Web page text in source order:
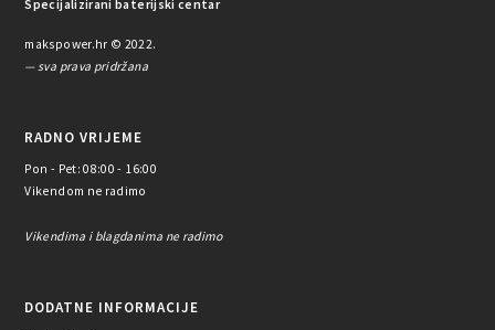
Specijalizirani baterijski centar
makspower.hr © 2022.
— sva prava pridržana
RADNO VRIJEME
Pon - Pet: 08:00 - 16:00
Vikendom ne radimo
Vikendima i blagdanima ne radimo
DODATNE INFORMACIJE